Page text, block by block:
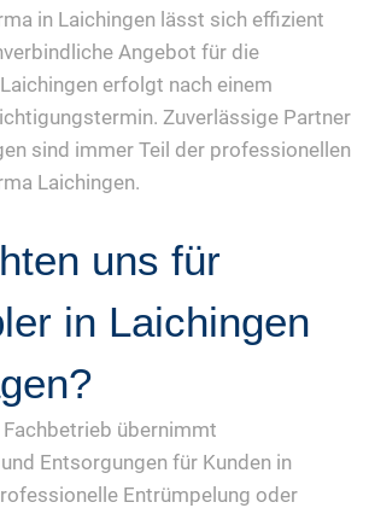
in Laichingen lässt sich effizient
Angebot für die
erfolgt nach einem
Zuverlässige Partner
sind immer Teil der professionellen
Laichingen.
uns für
in Laichingen
übernimmt
Entsorgungen für Kunden in
Entrümpelung oder